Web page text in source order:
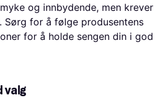
og innbydende, men krever
Sørg for å følge produsentens
for å holde sengen din i god
valg